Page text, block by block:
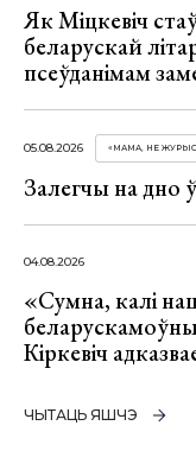
Як Міцкевіч
беларускай
псеўданімам
05.08.2026 «МАМА, НЕ
Залегчы на дно
04.08.2026
«Сумна, калі
Кіркевіч
ЧЫТАЦЬ ЯШЧЭ